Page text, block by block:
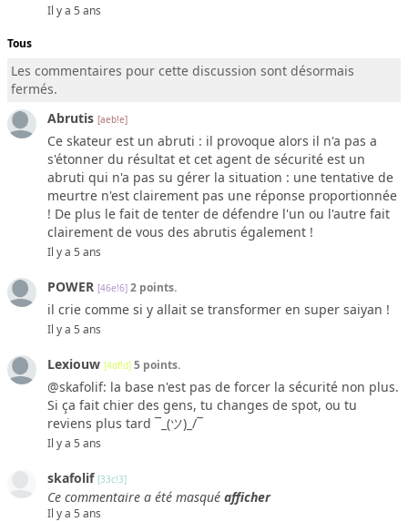
Il y a 5 ans
Tous
Les commentaires pour cette discussion sont désormais
fermés.
Abrutis [aeb!e]
Ce skateur est un abruti : il provoque alors il n'a pas a
s'étonner du résultat et cet agent de sécurité est un
abruti qui n'a pas su gérer la situation : une tentative de
meurtre n'est clairement pas une réponse proportionnée
! De plus le fait de tenter de défendre l'un ou l'autre fait
clairement de vous des abrutis également !
Il y a 5 ans
POWER [46e!6] 2 points.
il crie comme si y allait se transformer en super saiyan !
Il y a 5 ans
Lexiouw [4df!d] 5 points.
@skafolif: la base n'est pas de forcer la sécurité non plus.
Si ça fait chier des gens, tu changes de spot, ou tu
reviens plus tard ¯_(ツ)_/¯
Il y a 5 ans
skafolif [33c!3]
Ce commentaire a été masqué afficher
Il y a 5 ans